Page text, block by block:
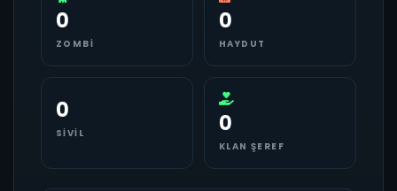
0
ZOMBI
0
HAYDUT
0
SIVIL 0
KLAN ŞEREF